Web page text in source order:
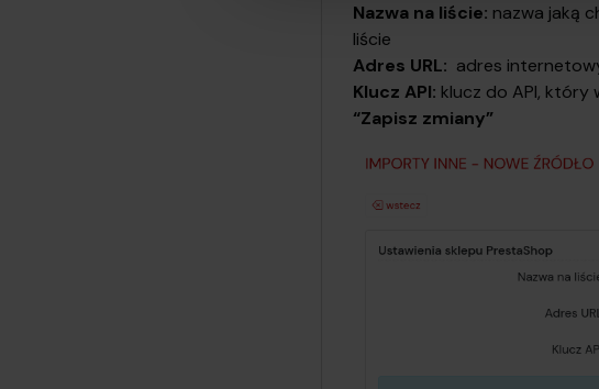
Nazwa na liście: nazwa jaką
liście
Adres URL: adres
Klucz API: klucz do API, który
“Zapisz zmiany”